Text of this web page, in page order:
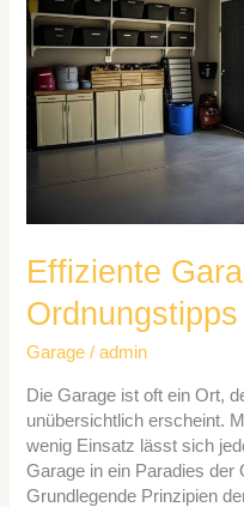
Effiziente
Garage /admin
Die Garage ist oft ein Ort,
unübersichtlich erscheint.
wenig Einsatz lässt sich
Garage in ein Paradies der
Grundlegende Prinzipien
Tricks